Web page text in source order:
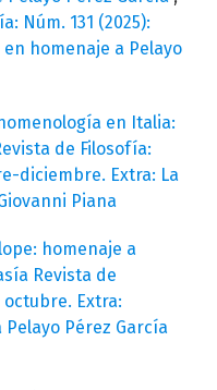
Núm. 131 (2025):
homenaje a Pelayo
en Italia:
de Filosofía:
diciembre. Extra: La
Piana
homenaje a
Revista de
octubre. Extra:
Pérez García